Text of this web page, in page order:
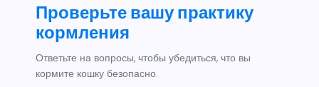
Проверьте вашу практику
кормления
Ответьте на вопросы, чтобы убедиться, что вы
кормите кошку безопасно.